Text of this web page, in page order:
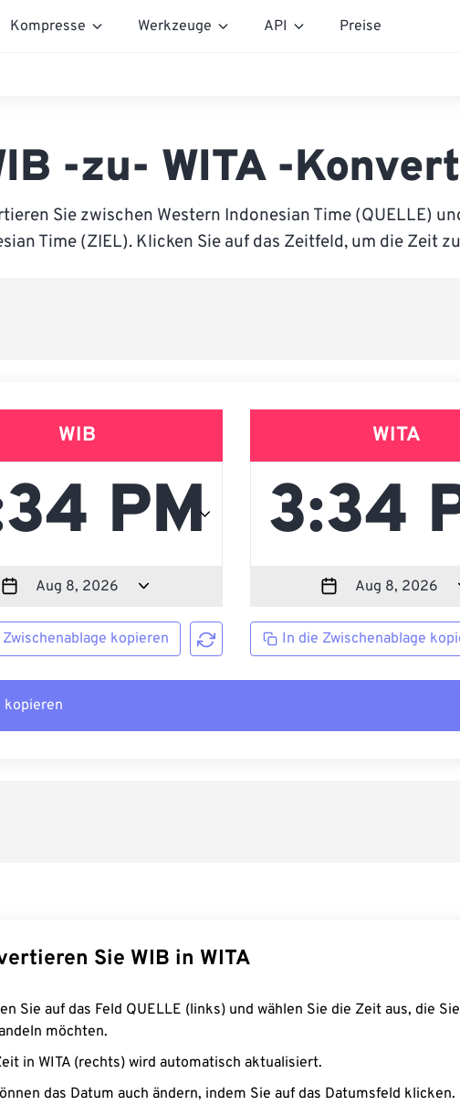
Kompresse Werkzeuge API Preise
-zu- WITA -
Sie zwischen Western Indonesian Time (QUELLE)
Time (ZIEL). Klicken Sie auf das Zeitfeld, um die Zeit
WIB
kopieren
WITA
In die Zwischenablage
kopieren
Sie WIB in WITA
Sie auf das Feld QUELLE (links) und wählen Sie die Zeit aus, die
möchten.
in WITA (rechts) wird automatisch aktualisiert.
das Datum auch ändern, indem Sie auf das Datumsfeld klicken.